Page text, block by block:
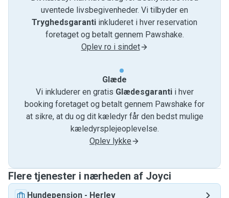
uventede livsbegivenheder. Vi tilbyder en
Tryghedsgaranti inkluderet i hver reservation
foretaget og betalt gennem Pawshake.
Oplev ro i sindet
Glæde
Vi inkluderer en gratis Glædesgarantii hver
booking foretaget og betalt gennem Pawshake for
at sikre, at du og dit kæledyr får den bedst mulige
kæledyrsplejeoplevelse.
Oplev lykke
Flere tjenester i nærheden af ​​Joyci
Hundepension - Herlev